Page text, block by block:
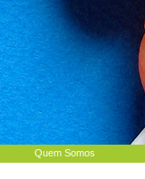
Quem Somos